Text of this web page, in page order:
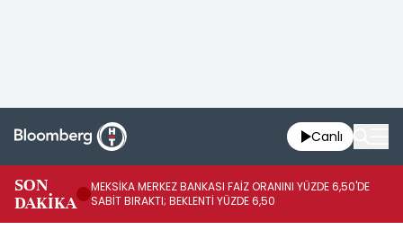
Canlı
SON
DAKİKA
MEKSİKA MERKEZ BANKASI FAİZ ORANINI YÜZDE 6,50'DE
SABİT BIRAKTI; BEKLENTİ YÜZDE 6,50